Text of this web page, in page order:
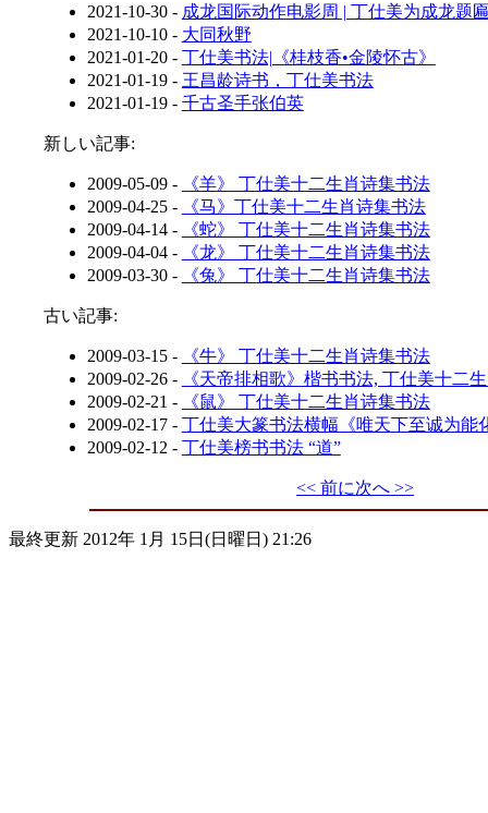
2021-10-30- 成龙国际动作电影周 | 丁仕美为成龙题
2021-10-10- 大同秋野
2021-01-20- 丁仕美书法|《桂枝香•金陵怀古》
2021-01-19- 王昌龄诗书，丁仕美书法
2021-01-19- 千古圣手张伯英
新しい記事:
2009-05-09-
《羊》 丁仕美十二生肖诗集书法
2009-04-25-
《马》丁仕美十二生肖诗集书法
2009-04-14-
《蛇》 丁仕美十二生肖诗集书法
2009-04-04-
《龙》 丁仕美十二生肖诗集书法
2009-03-30- 《兔》 丁仕美十二生肖诗集书法
古い記事:
2009-03-15-
《牛》 丁仕美十二生肖诗集书法
2009-02-26-
《天帝排相歌》楷书书法, 丁仕美十二
2009-02-21 -
《鼠》 丁仕美十二生肖诗集书法
2009-02-17- 丁仕美大篆书法横幅《唯天下至诚为能
2009-02-12 - 丁仕美榜书书法 “道”
<< 前に次へ >>
最終更新 2012年 1月 15日(日曜日) 21:26